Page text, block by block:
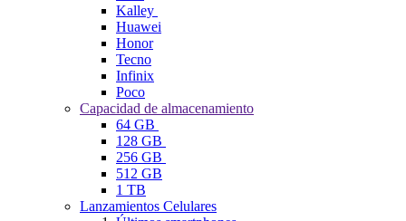
Kalley
Huawei
Honor
Tecno
Infinix
Poco
Capacidad de almacenamiento
64 GB
128 GB
256 GB
512 GB
1 TB
Lanzamientos Celulares